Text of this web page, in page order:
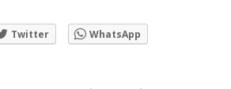
Twitter WhatsApp